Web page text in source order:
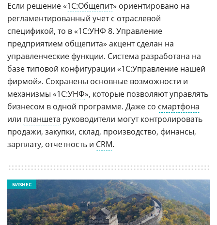
Если решение «1С:Общепит» ориентировано на
регламентированный учет с отраслевой
спецификой, то в «1С:УНФ 8. Управление
предприятием общепита» акцент сделан на
управленческие функции. Система разработана на
базе типовой конфигурации «1С:Управление нашей
фирмой». Сохранены основные возможности и
механизмы «1С:УНФ», которые позволяют управлять
бизнесом в одной программе. Даже со смартфона
или планшета руководители могут контролировать
продажи, закупки, склад, производство, финансы,
зарплату, отчетность и CRM.
БИЗНЕС